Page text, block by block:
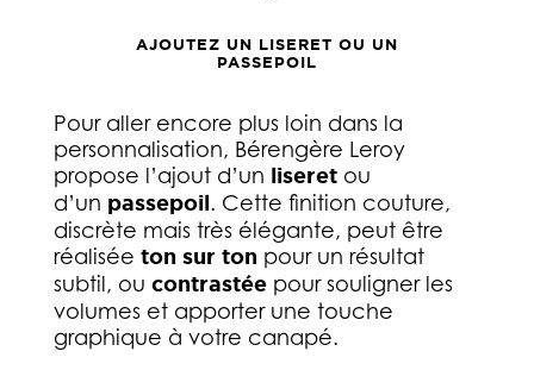
AJOUTEZ UN LISERET OU UN
PASSEPOIL
Pour aller encore plus loin dans la
personnalisation, Bérengère Leroy
propose l’ajout d’un liseretou
d’un passepoil. Cette finition couture,
discrète mais très élégante, peut être
réalisée ton sur ton pour un résultat
subtil, ou contrastéepour souligner les
volumes et apporter une touche
graphique à votre canapé.